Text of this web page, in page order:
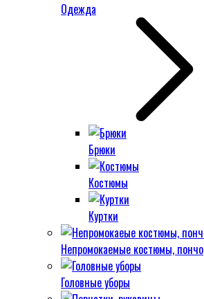
Одежда
Брюки
Костюмы
Куртки
Непромокаемые костюмы, пончо
Головные уборы